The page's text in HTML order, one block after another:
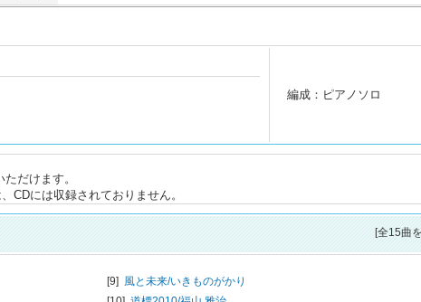
編成：ピアノソロ
だけます。
CDには収録されておりません。
[全15曲
[9] 風と未来/いきものがかり